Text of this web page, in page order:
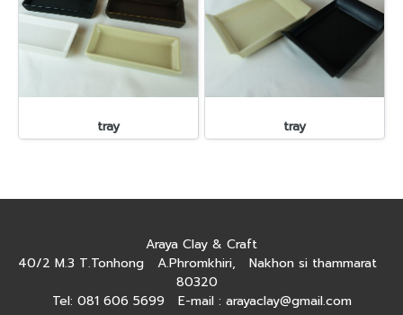
tray tray
Araya Clay & Craft
40/2 M.3 T.Tonhong A.Phromkhiri, Nakhon si thammarat
80320
Tel: 081 606 5699 E-mail : arayaclay@gmail.com